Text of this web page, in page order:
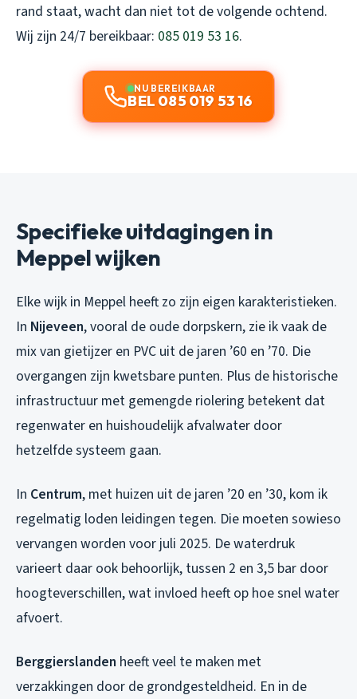
rand staat, wacht dan niet tot de volgende ochtend.
Wij zijn 24/7 bereikbaar: 085 019 53 16.
NU BEREIKBAAR
BEL 085 019 53 16
Specifieke uitdagingen in
Meppel wijken
Elke wijk in Meppel heeft zo zijn eigen karakteristieken.
In Nijeveen, vooral de oude dorpskern, zie ik vaak de
mix van gietijzer en PVC uit de jaren ’60 en ’70. Die
overgangen zijn kwetsbare punten. Plus de historische
infrastructuur met gemengde riolering betekent dat
regenwater en huishoudelijk afvalwater door
hetzelfde systeem gaan.
In Centrum, met huizen uit de jaren ’20 en ’30, kom ik
regelmatig loden leidingen tegen. Die moeten sowieso
vervangen worden voor juli 2025. De waterdruk
varieert daar ook behoorlijk, tussen 2 en 3,5 bar door
hoogteverschillen, wat invloed heeft op hoe snel water
afvoert.
Berggierslanden heeft veel te maken met
verzakkingen door de grondgesteldheid. En in de